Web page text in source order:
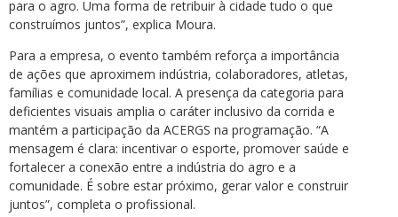
para o agro. Uma forma de retribuir à cidade tudo o que
construímos juntos”, explica Moura.
Para a empresa, o evento também reforça a importância
de ações que aproximem indústria, colaboradores, atletas,
famílias e comunidade local. A presença da categoria para
deficientes visuais amplia o caráter inclusivo da corrida e
mantém a participação da ACERGS na programação. “A
mensagem é clara: incentivar o esporte, promover saúde e
fortalecer a conexão entre a indústria do agro e a
comunidade. É sobre estar próximo, gerar valor e construir
juntos”, completa o profissional.